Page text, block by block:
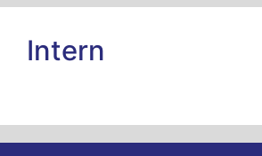
Intern